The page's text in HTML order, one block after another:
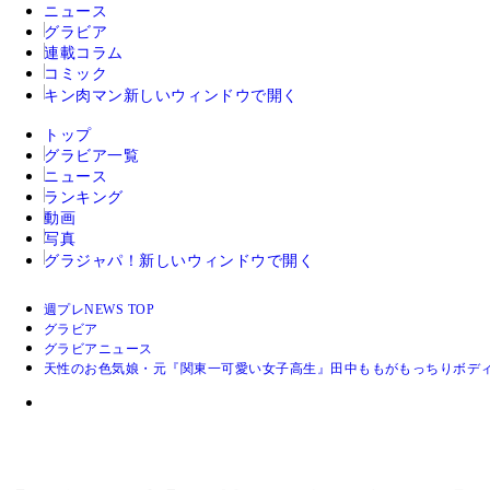
ニュース
グラビア
連載コラム
コミック
キン肉マン 新しいウィンドウで開く
トップ
グラビア一覧
ニュース
ランキング
動画
写真
グラジャパ！ 新しいウィンドウで開く
週プレNEWS TOP
グラビア
グラビアニュース
天性のお色気娘・元『関東一可愛い女子高生』田中ももがもっちりボデ